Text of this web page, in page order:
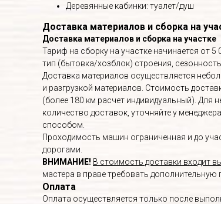
Деревянные кабинки: туалет/душ
Доставка материалов и сборка на
Доставка материалов и сборка на участке
Тариф на сборку на участке начинается от
тип (бытовка/хозблок) строения,
Доставка материалов осуществляется
и разгрузкой материалов. Стоимость
(более 180 км расчет индивидуальный). Для
количество доставок, уточняйте у
способом.
Проходимость машин ограниченная и до
дорогами.
ВНИМАНИЕ! В стоимость доставки входит
мастера в праве требовать
Оплата
Оплата осуществляется только после